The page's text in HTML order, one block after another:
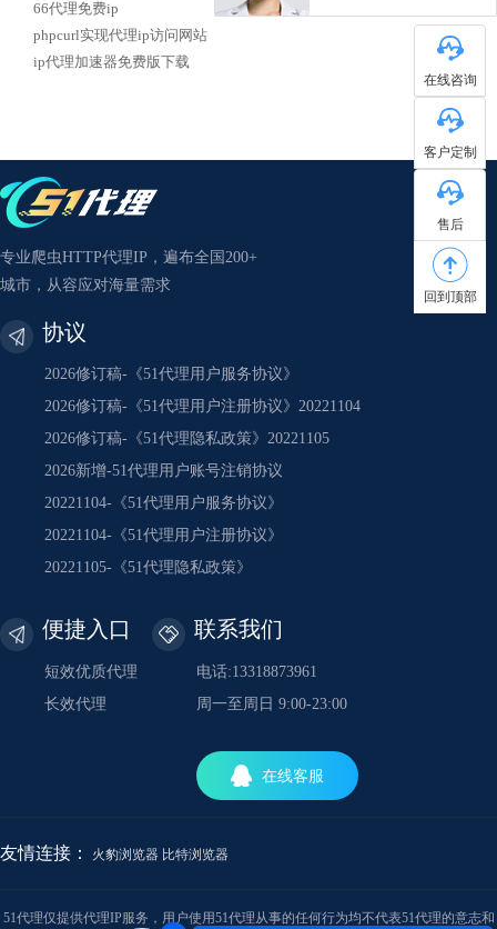
66代理免费ip
phpcurl实现代理ip访问网站
ip代理加速器免费版下载
在线咨询
客户定制
售后
回到顶部
专业爬虫HTTP代理IP，遍布全国200+
城市，从容应对海量需求
协议
2026修订稿-《51代理用户服务协议》
2026修订稿-《51代理用户注册协议》20221104
2026修订稿-《51代理隐私政策》20221105
2026新增-51代理用户账号注销协议
20221104-《51代理用户服务协议》
20221104-《51代理用户注册协议》
20221105-《51代理隐私政策》
便捷入口
短效优质代理
长效代理
联系我们
电话:13318873961
周一至周日 9:00-23:00
在线客服
友情连接： 火豹浏览器 比特浏览器
51代理仅提供代理IP服务，用户使用51代理从事的任何行为均不代表51代理的意志和